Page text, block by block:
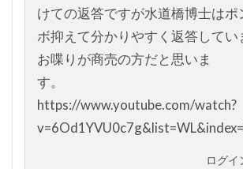
けての返答ですが水道橋博士はポ
ボ抑えて分かりやすく返答してい
お喋りが商売の方だと思いま
す。
https://www.youtube.com/watch?
ログイ